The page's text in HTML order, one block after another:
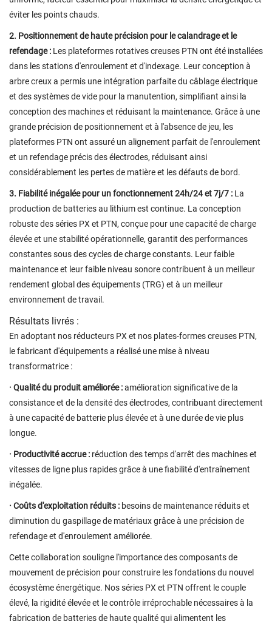
éviter les points chauds.
2. Positionnement de haute précision pour le calandrage et le
refendage : Les plateformes rotatives creuses PTN ont été installées
dans les stations d'enroulement et d'indexage. Leur conception à
arbre creux a permis une intégration parfaite du câblage électrique
et des systèmes de vide pour la manutention, simplifiant ainsi la
conception des machines et réduisant la maintenance. Grâce à une
grande précision de positionnement et à l'absence de jeu, les
plateformes PTN ont assuré un alignement parfait de l'enroulement
et un refendage précis des électrodes, réduisant ainsi
considérablement les pertes de matière et les défauts de bord.
3. Fiabilité inégalée pour un fonctionnement 24h/24 et 7j/7 : La
production de batteries au lithium est continue. La conception
robuste des séries PX et PTN, conçue pour une capacité de charge
élevée et une stabilité opérationnelle, garantit des performances
constantes sous des cycles de charge constants. Leur faible
maintenance et leur faible niveau sonore contribuent à un meilleur
rendement global des équipements (TRG) et à un meilleur
environnement de travail.
Résultats livrés :
En adoptant nos réducteurs PX et nos plates-formes creuses PTN,
le fabricant d'équipements a réalisé une mise à niveau
transformatrice :
· Qualité du produit améliorée :amélioration significative de la
consistance et de la densité des électrodes, contribuant directement
à une capacité de batterie plus élevée et à une durée de vie plus
longue.
· Productivité accrue : réduction des temps d'arrêt des machines et
vitesses de ligne plus rapides grâce à une fiabilité d'entraînement
inégalée.
· Coûts d'exploitation réduits : besoins de maintenance réduits et
diminution du gaspillage de matériaux grâce à une précision de
refendage et d'enroulement améliorée.
Cette collaboration souligne l'importance des composants de
mouvement de précision pour construire les fondations du nouvel
écosystème énergétique. Nos séries PX et PTN offrent le couple
élevé, la rigidité élevée et le contrôle irréprochable nécessaires à la
fabrication de batteries de haute qualité qui alimentent les